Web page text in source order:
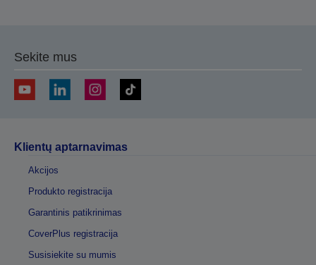
Sekite mus
Klientų aptarnavimas
Akcijos
Produkto registracija
Garantinis patikrinimas
CoverPlus registracija
Susisiekite su mumis